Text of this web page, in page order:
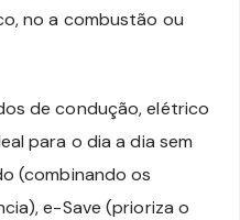
no a combustão ou
de condução, elétrico
para o dia a dia sem
(combinando os
e-Save (prioriza o